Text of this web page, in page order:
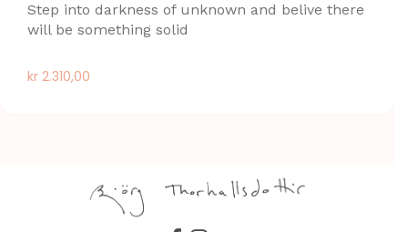
Step into darkness of unknown and belive there
will be something solid
kr 2.310,00